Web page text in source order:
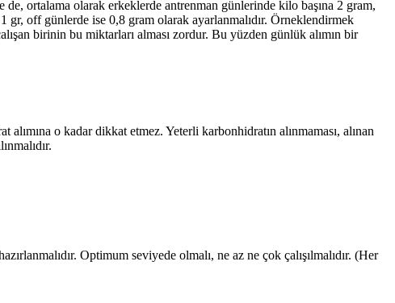
ortalama olarak erkeklerde antrenman günlerinde kilo başına 2 gram,
off günlerde ise 0,8 gram olarak ayarlanmalıdır. Örneklendirmek
birinin bu miktarları alması zordur. Bu yüzden günlük alımın bir
o kadar dikkat etmez. Yeterli karbonhidratın alınmaması, alınan
Optimum seviyede olmalı, ne az ne çok çalışılmalıdır. (Her